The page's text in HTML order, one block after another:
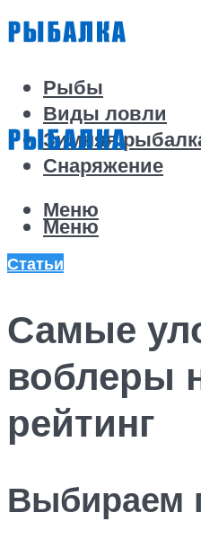
Рыбы
Виды ловли
Зимняя
Снаряжение
Меню
Меню
Статьи
Самые
воблеры
рейтинг
Выбираем